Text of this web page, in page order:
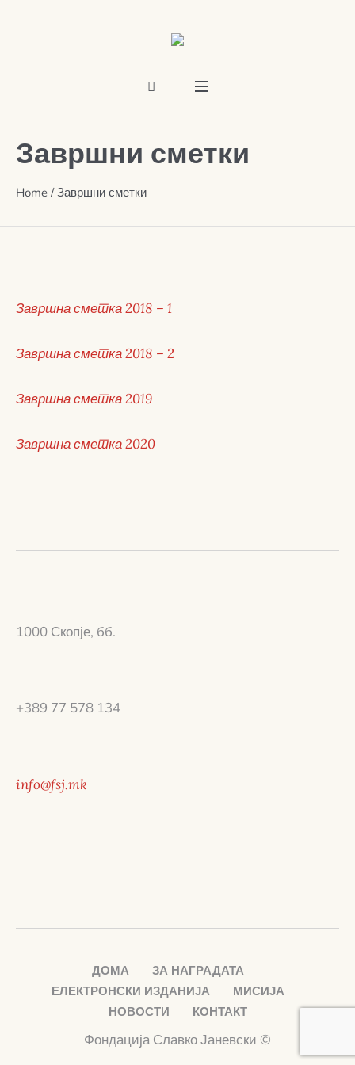
Завршни сметки
Home /Завршни сметки
Завршна сметка 2018 – 1
Завршна сметка 2018 – 2
Завршна сметка 2019
Завршна сметка 2020
1000 Скопје, бб.
+389 77 578 134
info@fsj.mk
ДОМА
ЗА НАГРАДАТА
ЕЛЕКТРОНСКИ ИЗДАНИЈА
МИСИЈА
НОВОСТИ
КОНТАКТ
Фондација Славко Јаневски ©